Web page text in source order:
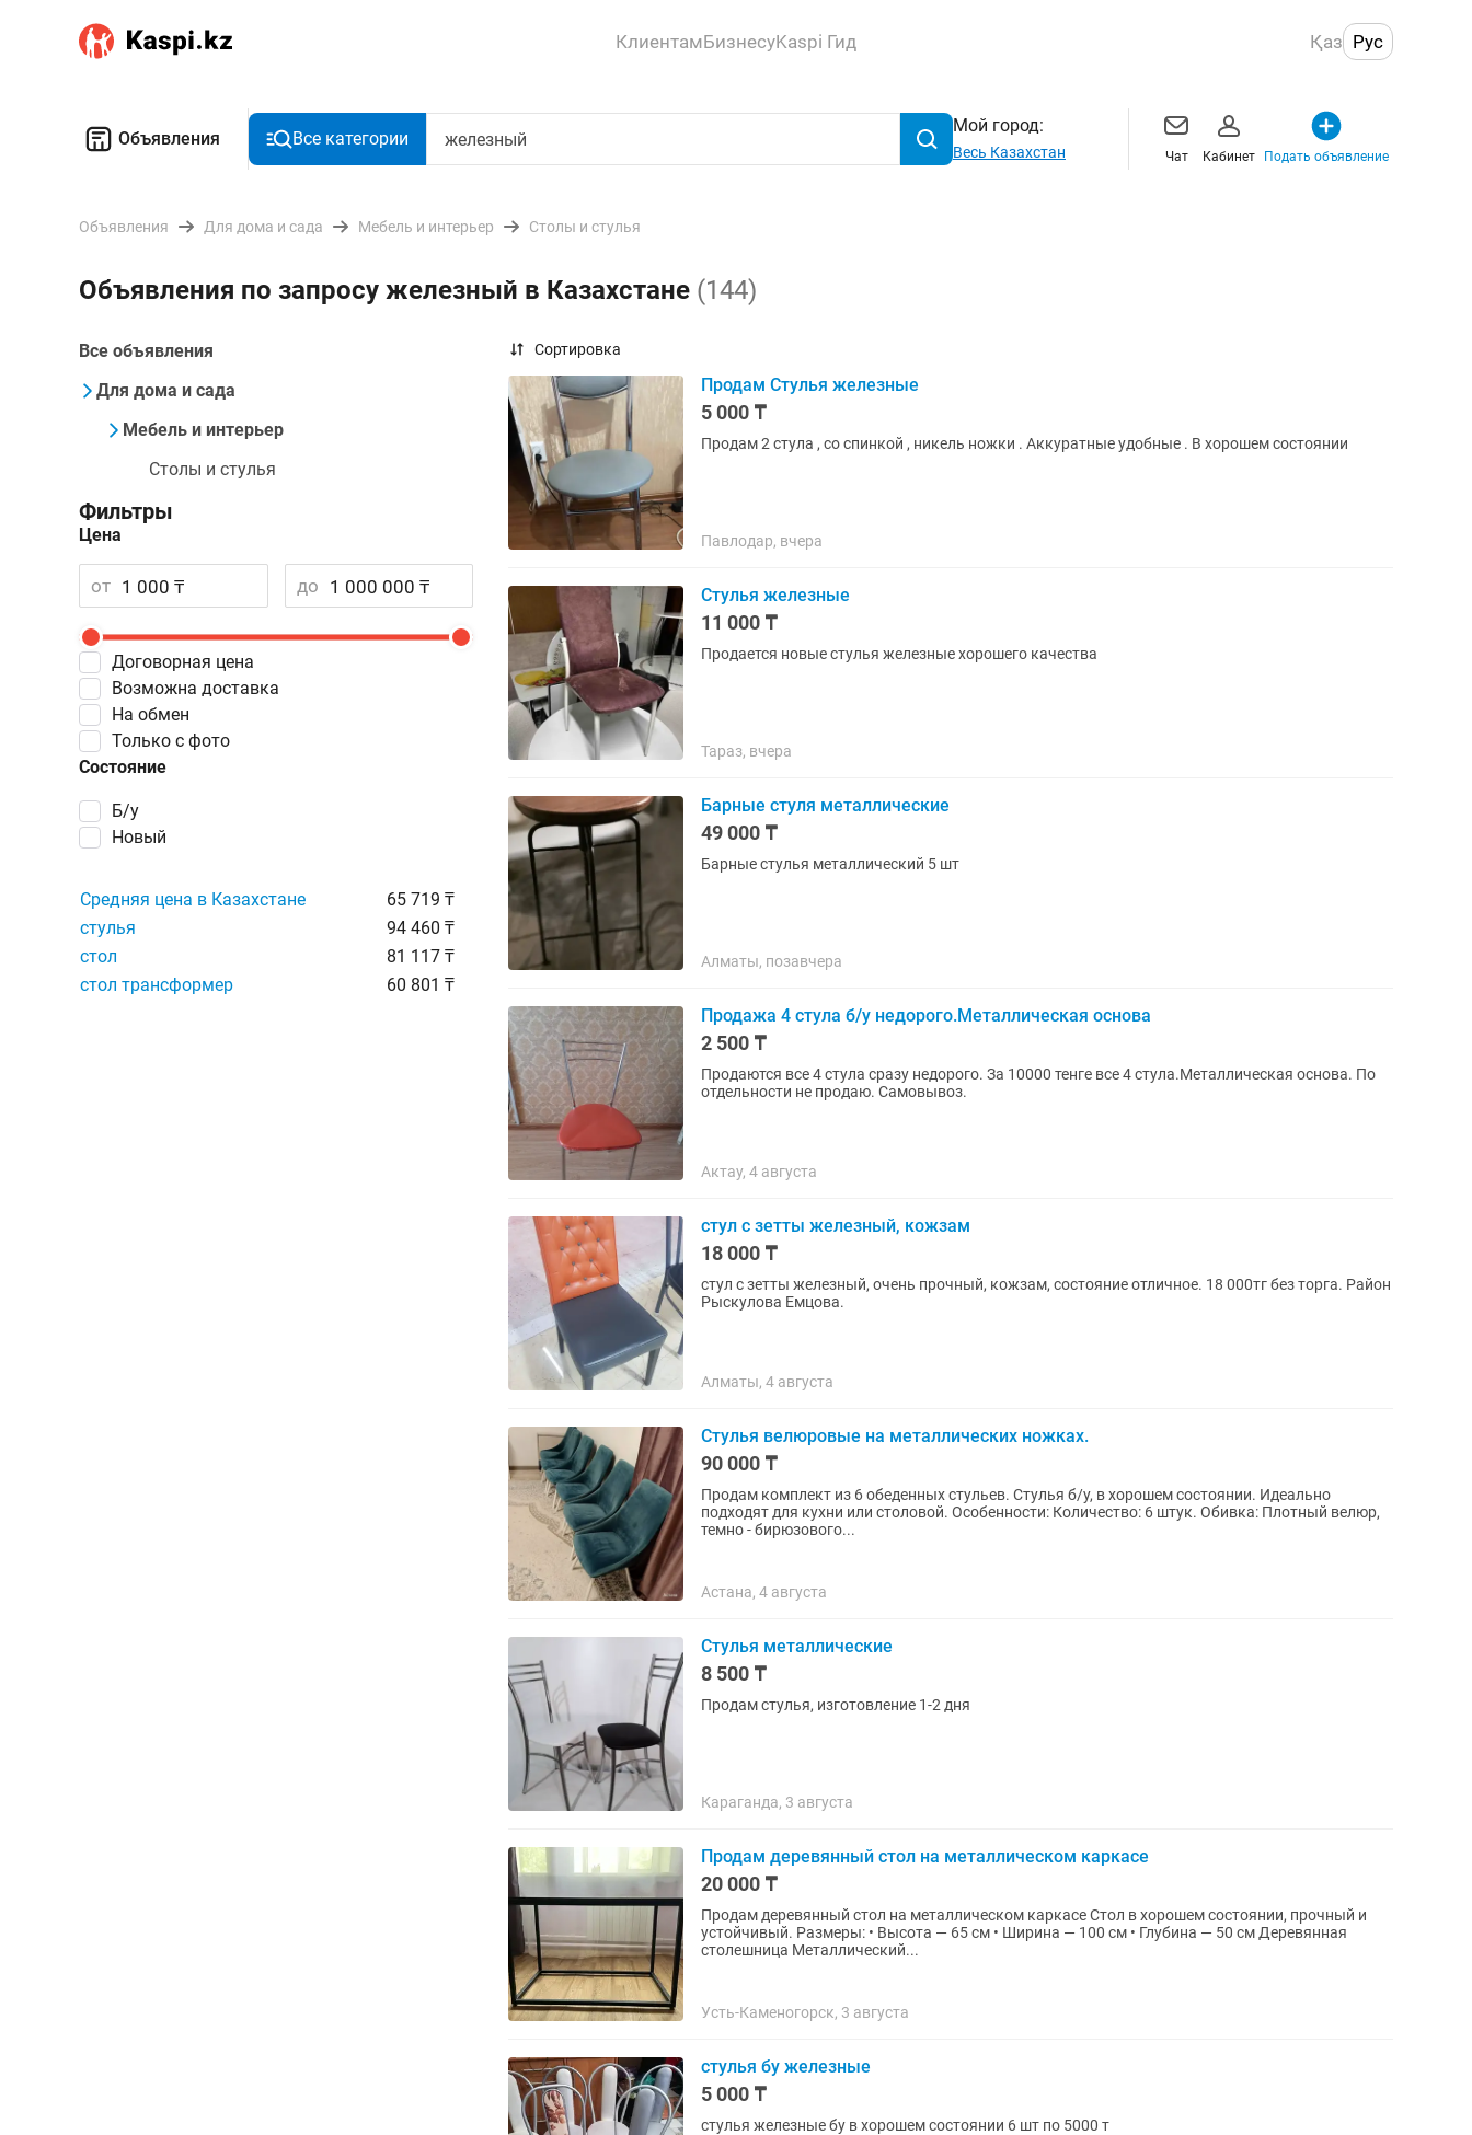
КлиентамБизнесуKaspi Гид Қаз Рус
Объявления Все категории
Мой город:
Весь Казахстан Чат Кабинет Подать объявление
Объявления Для дома и сада Мебель и интерьер Столы и стулья
Объявления по запросу железный в Казахстане (144)
Все объявления
Для дома и сада
Мебель и интерьер
Столы и стулья
Фильтры
Цена
от до
Договорная цена
Возможна доставка
Состояние
Б/у
Новый
На обмен
Только с фото
Средняя цена в Казахстане
65 719 ₸
стулья
94 460 ₸
стол
81 117 ₸
стол трансформер
60 801 ₸
Сортировка
Продам Стулья железные
5 000 ₸
Продам 2 стула , со спинкой , никель ножки . Аккуратные удобные . В хорошем состоянии
Павлодар, вчера
Стулья железные
11 000 ₸
Продается новые стулья железные хорошего качества
Тараз, вчера
Барные стуля металлические
49 000 ₸
Барные стулья металлический 5 шт
Алматы, позавчера
Продажа 4 стула б/у недорого.Металлическая основа
2 500 ₸
Продаются все 4 стула сразу недорого. За 10000 тенге все 4 стула.Металлическая основа. По
отдельности не продаю. Самовывоз.
Актау, 4 августа
стул с зетты железный, кожзам
18 000 ₸
стул с зетты железный, очень прочный, кожзам, состояние отличное. 18 000тг без торга. Район
Рыскулова Емцова.
Алматы, 4 августа
Стулья велюровые на металлических ножках.
90 000 ₸
Продам комплект из 6 обеденных стульев. Стулья б/у, в хорошем состоянии. Идеально
подходят для кухни или столовой. Особенности: Количество: 6 штук. Обивка: Плотный велюр,
темно - бирюзового...
Астана, 4 августа
Стулья металлические
8 500 ₸
Продам стулья, изготовление 1-2 дня
Караганда, 3 августа
Продам деревянный стол на металлическом каркасе
20 000 ₸
Продам деревянный стол на металлическом каркасе Стол в хорошем состоянии, прочный и
устойчивый. Размеры: • Высота — 65 см • Ширина — 100 см • Глубина — 50 см Деревянная
столешница Металлический...
Усть-Каменогорск, 3 августа
стулья бу железные
5 000 ₸
стулья железные бу в хорошем состоянии 6 шт по 5000 т